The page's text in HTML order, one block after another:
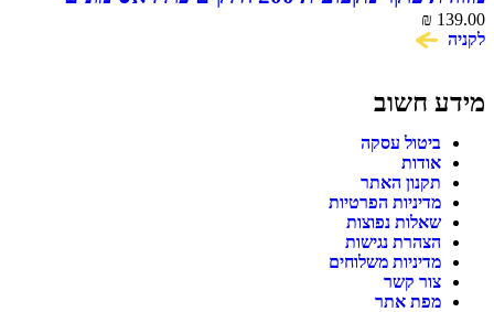
וקלפים
₪ 139.00
לקניה
מידע חשוב
ביטול עסקה
אודות
תקנון האתר
מדיניות הפרטיות
שאלות נפוצות
הצהרת נגישות
מדיניות משלוחים
צור קשר
מפת אתר